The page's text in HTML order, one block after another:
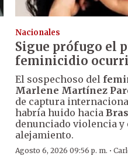
Nacionales
Sigue prófugo el
feminicidio
El sospechoso del
Marlene Martínez
de captura
habría huido hacia
denunciado violencia y
alejamiento.
Agosto 6, 2026 09:56 p. m. ·